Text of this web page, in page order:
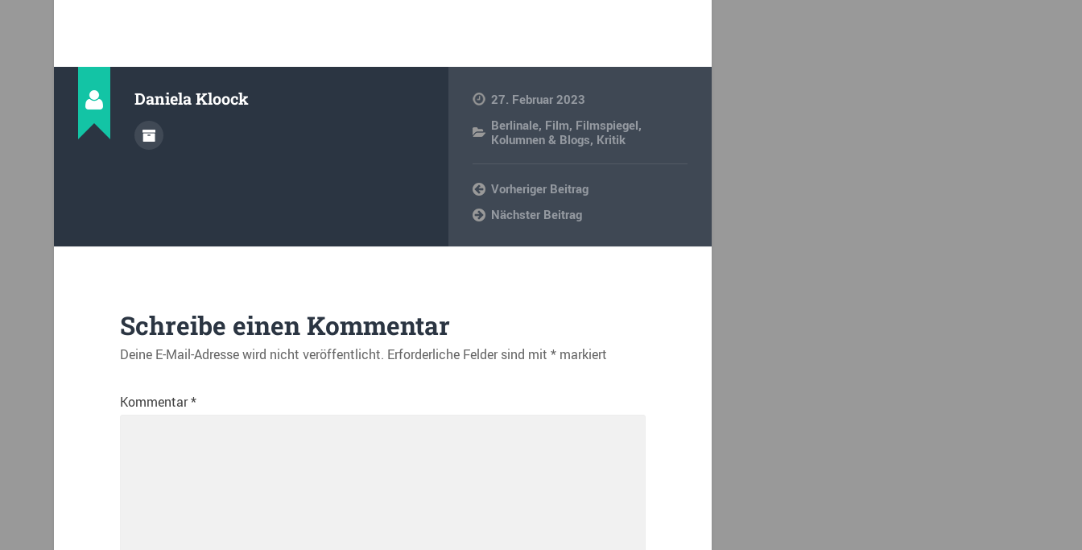
Daniela Kloock
27. Februar 2023
Berlinale, Film, Filmspiegel,
Kolumnen & Blogs, Kritik
Vorheriger Beitrag
Nächster Beitrag
Schreibe einen Kommentar
Deine E-Mail-Adresse wird nicht veröffentlicht. Erforderliche Felder sind mit *markiert
Kommentar*